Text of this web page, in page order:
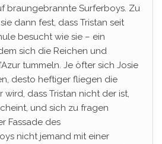
braungebrannte Surferboys. Zu
dann fest, dass Tristan seit
besucht wie sie – ein
sich die Reichen und
tummeln. Je öfter sich Josie
desto heftiger fliegen die
wird, dass Tristan nicht der ist,
und sich zu fragen
Fassade des
nicht jemand mit einer